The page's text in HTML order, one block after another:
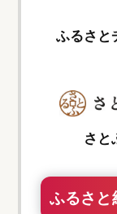
ふるさと
さと
ふるさと